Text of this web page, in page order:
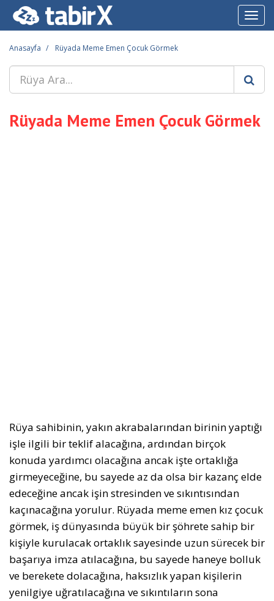
Anasayfa Rüyada Meme Emen Çocuk Görmek
Rüyada Meme Emen Çocuk Görmek
Rüya sahibinin, yakın akrabalarından birinin yaptığı
işle ilgili bir teklif alacağına, ardından birçok
konuda yardımcı olacağına ancak işte ortaklığa
girmeyeceğine, bu sayede az da olsa bir kazanç elde
edeceğine ancak işin stresinden ve sıkıntısından
kaçınacağına yorulur. Rüyada meme emen kız çocuk
görmek, iş dünyasında büyük bir şöhrete sahip bir
kişiyle kurulacak ortaklık sayesinde uzun sürecek bir
başarıya imza atılacağına, bu sayede haneye bolluk
ve berekete dolacağına, haksızlık yapan kişilerin
yenilgiye uğratılacağına ve sıkıntıların sona